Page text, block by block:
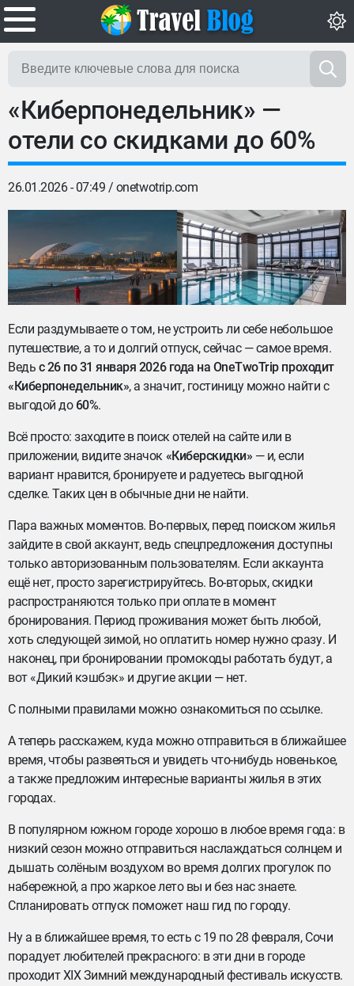
«Киберпонедельник» —
отели со скидками до 60%
26.01.2026 - 07:49 / onetwotrip.com
Если раздумываете о том, не устроить ли себе небольшое
путешествие, а то и долгий отпуск, сейчас — самое время.
Ведь с 26 по 31 января 2026 года на OneTwoTrip проходит
«Киберпонедельник», а значит, гостиницу можно найти с
выгодой до 60%.
Всё просто: заходите в поиск отелей на сайте или в
приложении, видите значок «Киберскидки» — и, если
вариант нравится, бронируете и радуетесь выгодной
сделке. Таких цен в обычные дни не найти.
Пара важных моментов. Во-первых, перед поиском жилья
зайдите в свой аккаунт, ведь спецпредложения доступны
только авторизованным пользователям. Если аккаунта
ещё нет, просто зарегистрируйтесь. Во-вторых, скидки
распространяются только при оплате в момент
бронирования. Период проживания может быть любой,
хоть следующей зимой, но оплатить номер нужно сразу. И
наконец, при бронировании промокоды работать будут, а
вот «Дикий кэшбэк» и другие акции — нет.
С полными правилами можно ознакомиться по ссылке.
А теперь расскажем, куда можно отправиться в ближайшее
время, чтобы развеяться и увидеть что-нибудь новенькое,
а также предложим интересные варианты жилья в этих
городах.
В популярном южном городе хорошо в любое время года: в
низкий сезон можно отправиться наслаждаться солнцем и
дышать солёным воздухом во время долгих прогулок по
набережной, а про жаркое лето вы и без нас знаете.
Спланировать отпуск поможет наш гид по городу.
Ну а в ближайшее время, то есть с 19 по 28 февраля, Сочи
порадует любителей прекрасного: в эти дни в городе
проходит XIX Зимний международный фестиваль искусств.